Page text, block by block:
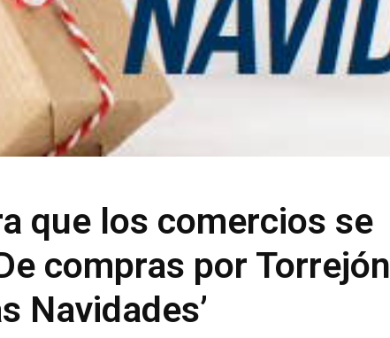
que los comercios se
compras por Torrejón
Navidades’